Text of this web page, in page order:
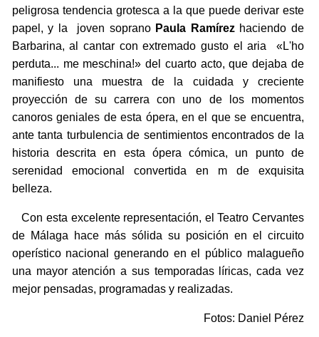
peligrosa tendencia grotesca a la que puede derivar este
papel, y la joven soprano Paula Ramírezhaciendo de
Barbarina, al cantar con extremado gusto el aria «L'ho
perduta... me meschina!» del cuarto acto, que dejaba de
manifiesto una muestra de la cuidada y creciente
proyección de su carrera con uno de los momentos
canoros geniales de esta ópera, en el que se encuentra,
ante tanta turbulencia de sentimientos encontrados de la
historia descrita en esta ópera cómica, un punto de
serenidad emocional convertida en m de exquisita
belleza.
Con esta excelente representación, el Teatro Cervantes
de Málaga hace más sólida su posición en el circuito
operístico nacional generando en el público malagueño
una mayor atención a sus temporadas líricas, cada vez
mejor pensadas, programadas y realizadas.
Fotos: Daniel Pérez